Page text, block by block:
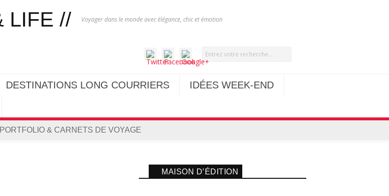
Voyager dans le monde avec élégance, chic et émotion
DESTINATIONS LONG COURRIERS
IDÉES WEEK-END
PORTFOLIO & CARNETS DE VOYAGE
MAISON D’ÉDITION